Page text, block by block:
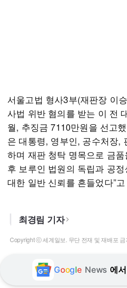
서울고법 형사3부(재판장 이
사법 위반 혐의를 받는 이 전
월, 추징금 7110만원을 선고
은 대통령, 영부인, 공수처장,
하며 재판 청탁 명목으로 금
후 보루인 법원의 독립과 공
대한 일반 신뢰를 흔들었다”
최경림 기자
Copyright ⓒ 세계일보. 무단 전재 및 재배포 금
Google News 에